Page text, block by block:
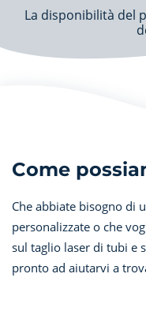
La disponibilità del
Come
Che abbiate bisogno di
personalizzate o che
sul taglio laser di tubi e
pronto ad aiutarvi a